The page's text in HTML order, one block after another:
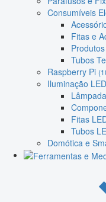
Consumíveis
Fitas e
Tubos
Raspberry Pi
Iluminação LED
Fitas
Tubos
Domótica e